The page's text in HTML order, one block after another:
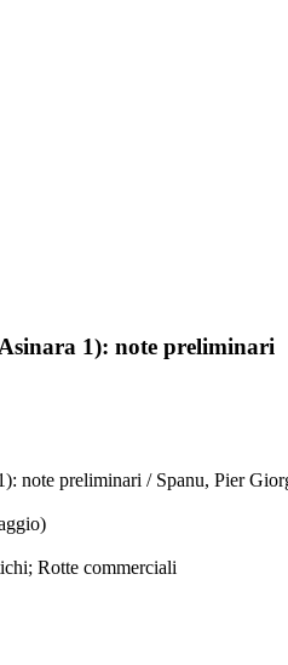
1): note preliminari
note preliminari / Spanu, Pier
Rotte commerciali